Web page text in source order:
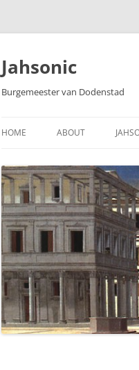
Skip
content
Jahsonic
Burgemeester van Dodenstad
HOME ABOUT